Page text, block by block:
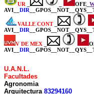
UR OFE_
AVI__ DIR
VALLE CONT
AVI__ DIR
V DE MEX
AVI__ DIR
U.A.N.L.
Facultades
Agronomia
Arquitectura 83294160